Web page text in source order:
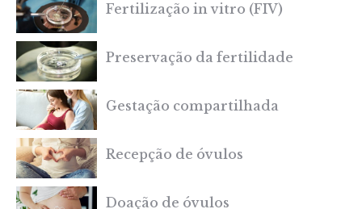
Fertilização in vitro (FIV)
Preservação da fertilidade
Gestação compartilhada
Recepção de óvulos
Doação de óvulos